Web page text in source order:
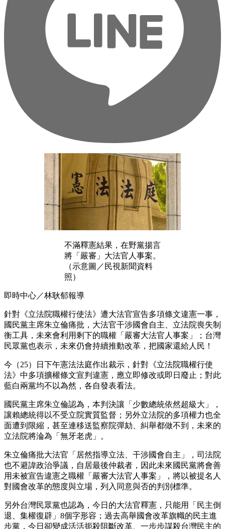
不滿釋憲結果，在野黨揚言
將「嚴審」大法官人事案。
（示意圖／民視新聞資料
照）
即時中心／林耿郁報導
針對《立法院職權行使法》遭大法官宣告多項條文違憲一事，
國民黨主席朱立倫痛批，大法官干涉國會自主、立法院喪失制
衡工具，未來會利用剩下的職權「嚴審大法官人事案」；台灣
民眾黨也表示，未來仍會持續推動改革，把國家還給人民！
今（25）日下午憲法法庭作出裁示，針對《立法院職權行使
法》中多項擴權條文宣判違憲，應立即修改或即日廢止；對此
藍白兩黨均不以為然，各自發表看法。
國民黨主席朱立倫認為，本判決讓「少數總統依然超級大」，
讓賴總統得以不受立院實質監督；另外立法院的多項權力也全
面遭到限縮，甚至連移送監察院彈劾、糾舉都做不到，未來的
立法院將淪為「無牙老虎」。
朱立倫痛批大法官「居然指導立法、干涉國會自主」，司法院
也不避諱政治爭議，自居最後仲裁者，因此未來國民黨將會善
用未被宣告違憲之職權「嚴審大法官人事案」，將以被提名人
對國會改革的態度與立場，列入同意與否的判別標準。
另外台灣民眾黨也認為，今日的大法官釋憲，只能用「民主倒
退、集權復辟」8個字形容；過去高舉國會改革旗幟的民主進
步黨，今日卻變成活活扼殺阻斷改革、一步步謀殺台灣民主的